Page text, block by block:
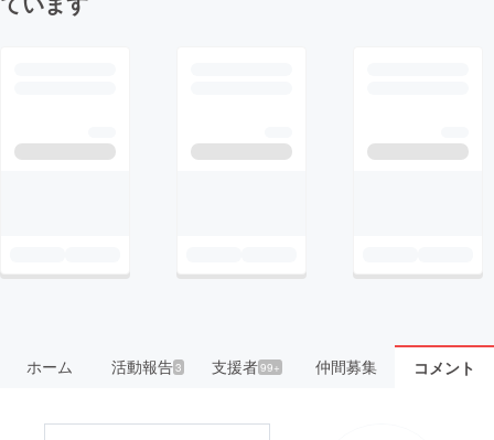
ホーム 活動報告3 支援者99+ 仲間募集 コメント